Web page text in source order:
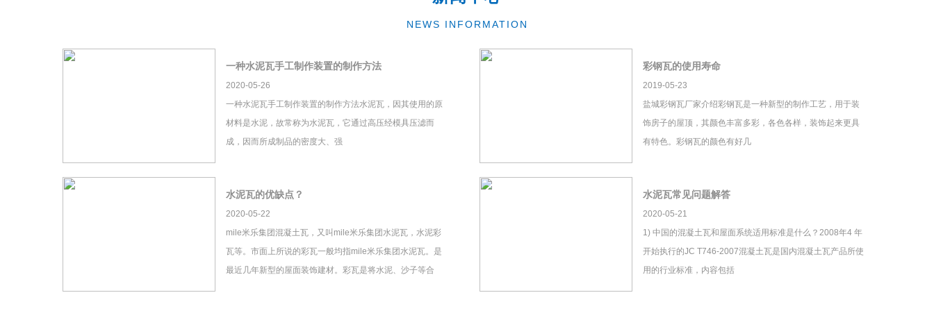
NEWS INFORMATION
一种水泥瓦手工制作装置的制作方法
2020-05-26
一种水泥瓦手工制作装置的制作方法水泥瓦，因其使用的原
材料是水泥，故常称为水泥瓦，它通过高压经模具压滤而
成，因而所成制品的密度大、强
彩钢瓦的使用寿命
2019-05-23
盐城彩钢瓦厂家介绍彩钢瓦是一种新型的制作工艺，用于装
饰房子的屋顶，其颜色丰富多彩，各色各样，装饰起来更具
有特色。彩钢瓦的颜色有好几
水泥瓦的优缺点？
2020-05-22
mile米乐集团混凝土瓦，又叫mile米乐集团水泥瓦，水泥彩
瓦等。市面上所说的彩瓦一般均指mile米乐集团水泥瓦。是
最近几年新型的屋面装饰建材。彩瓦是将水泥、沙子等合
水泥瓦常见问题解答
2020-05-21
1) 中国的混凝土瓦和屋面系统适用标准是什么？2008年4 年
开始执行的JC T746-2007混凝土瓦是国内混凝土瓦产品所使
用的行业标准，内容包括